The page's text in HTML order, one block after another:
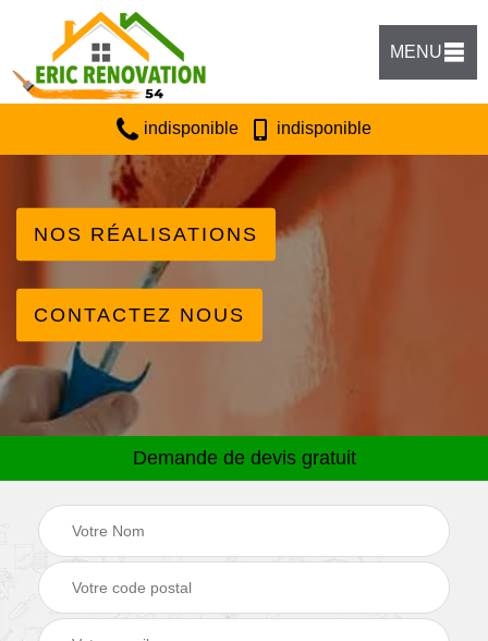
MENU
indisponible indisponible
NOS RÉALISATIONS
CONTACTEZ NOUS
Demande de devis gratuit